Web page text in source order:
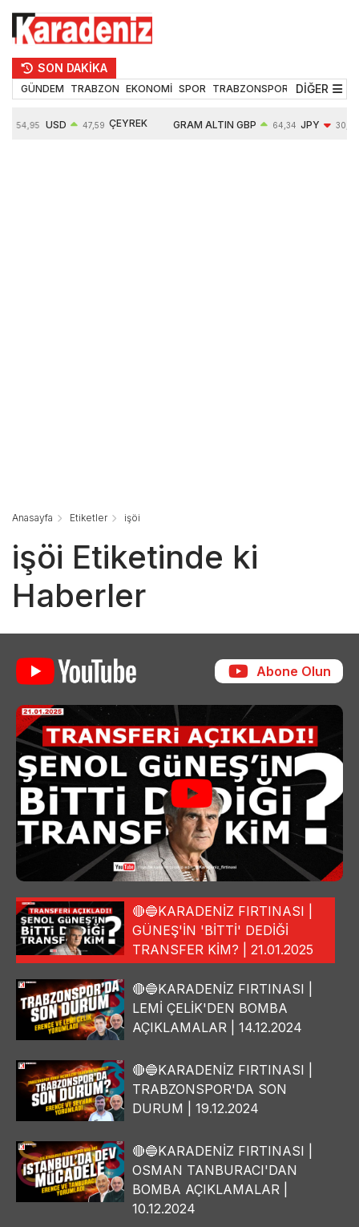
SON DAKİKA
GÜNDEM TRABZON EKONOMİ SPOR TRABZONSPOR TEKNOLOJİ
DİĞER
54,95 USD 47,59 ÇEYREK GRAM ALTIN GBP 64,34 JPY 30,18
Anasayfa Etiketler işöi
işöi Etiketinde ki
Haberler
Abone Olun
🔴🔵KARADENİZ FIRTINASI |
GÜNEŞ'İN 'BİTTİ' DEDİĞİ
TRANSFER KİM? | 21.01.2025
🔴🔵KARADENİZ FIRTINASI |
LEMİ ÇELİK'DEN BOMBA
AÇIKLAMALAR | 14.12.2024
🔴🔵KARADENİZ FIRTINASI |
TRABZONSPOR'DA SON
DURUM | 19.12.2024
🔴🔵KARADENİZ FIRTINASI |
OSMAN TANBURACI'DAN
BOMBA AÇIKLAMALAR |
10.12.2024